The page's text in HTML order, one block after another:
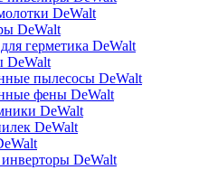
DeWalt
DeWalt
герметика DeWalt
DeWalt
пылесосы DeWalt
фены DeWalt
DeWalt
DeWalt
DeWalt